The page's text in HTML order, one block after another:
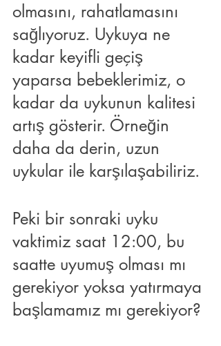
olmasını, rahatlamasını
sağlıyoruz. Uykuya ne
kadar keyifli geçiş
yaparsa bebeklerimiz, o
kadar da uykunun kalitesi
artış gösterir. Örneğin
daha da derin, uzun
uykular ile karşılaşabiliriz.
Peki bir sonraki uyku
vaktimiz saat 12:00, bu
saatte uyumuş olması mı
gerekiyor yoksa yatırmaya
başlamamız mı gerekiyor?